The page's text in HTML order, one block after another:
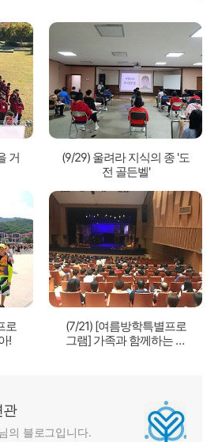
거
(9/29) 울려라 지식의 종 '도
전 골든벨'
로
!
(7/21) [여름방학특별프로
그램] 가족과 함께하는 마
관
의 블로그입니다.